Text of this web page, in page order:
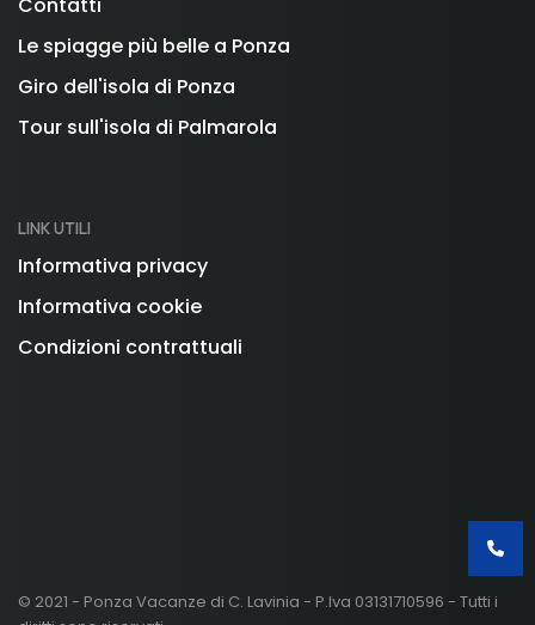
Le spiagge più belle a Ponza
Giro dell'isola di Ponza
Tour sull'isola di Palmarola
LINK UTILI
Informativa privacy
Informativa cookie
Condizioni contrattuali
© 2021 - Ponza Vacanze di C. Lavinia - P.Iva 03131710596 - Tutti i